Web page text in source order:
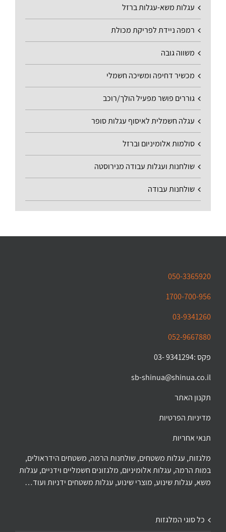
עגלות משא-עגלות ברזל
רמפה ניידת לפריקת מכולת
משווה גובה
מכשיר דחיפה ומשיכה חשמלי
גוררים פושר מפעיל הולך/רוכב
עגלה חשמלית לאיסוף עגלות סופר
סולמות אלומיניום וברזל
שולחנות ועגלות עבודה מנירוסטה
שולחנות עבודה
050-3365920
1700-700-956
03-9341260
052-9667880
פקס :9341294 -03
sb-shinua@shinua.co.il
תקנון האתר
מדיניות הפרטיות
תנאי אחריות
מלגזות, עגלות משטחים, שולחנות הרמה, משטחים הידראולים,
במות הרמה, עגלות אלומיניום, מלגזונים חשמליים וידניים, עגלות
משא, עגלות שינוע, מוצרי שינוע, עגלות משטחים ידניות ועוד…
כל סוגי המלגזות